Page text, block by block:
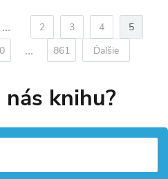
... 2 3 4
5
... 861 Ďalšie
knihu?